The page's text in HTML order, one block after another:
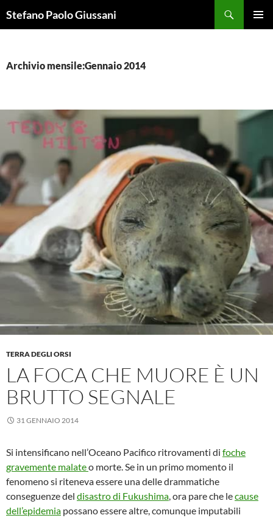
alStefano Paolo Giussani
Archivio mensile:Gennaio 2014
TERRA DEGLI ORSI
LA FOCA CHE MUORE È UN
BRUTTO SEGNALE
31 GENNAIO 2014
Si intensificano nell’Oceano Pacifico ritrovamenti di foche
gravemente malateo morte. Se in un primo momento il
fenomeno si riteneva essere una delle drammatiche
conseguenze del disastro di Fukushima, ora pare che lecause
dell’epidemia possano essere altre, comunque imputabili